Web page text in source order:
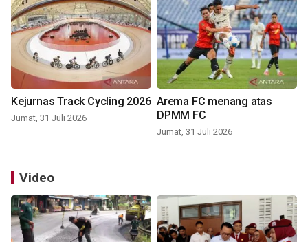
Kejurnas Track Cycling 2026
Jumat, 31 Juli 2026
Arema FC menang atas
DPMM FC
Jumat, 31 Juli 2026
Video